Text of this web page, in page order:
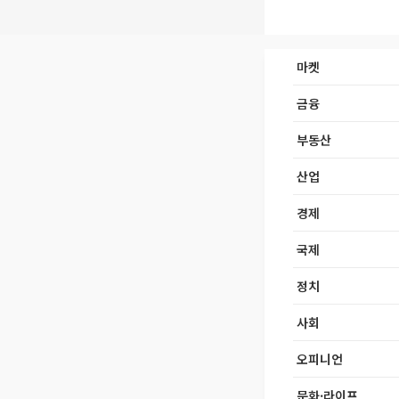
마켓
금융
부동산
산업
경제
국제
정치
사회
오피니언
문화·라이프